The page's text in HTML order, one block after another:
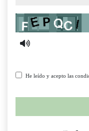
Captcha
He leído y acepto las